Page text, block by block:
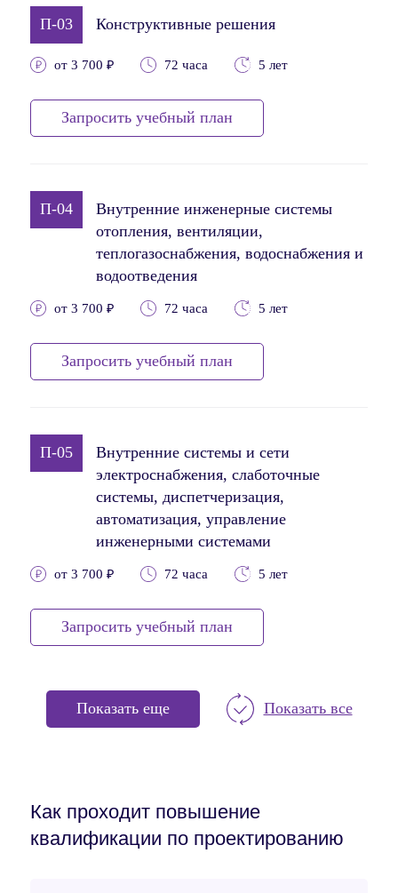
П-03 Конструктивные решения
от 3 700 ₽ 72 часа 5 лет
Запросить учебный план
П-04
Внутренние инженерные системы
отопления, вентиляции,
теплогазоснабжения, водоснабжения и
водоотведения
от 3 700 ₽ 72 часа 5 лет
Запросить учебный план
П-05
Внутренние системы и сети
электроснабжения, слаботочные
системы, диспетчеризация,
автоматизация, управление
инженерными системами
от 3 700 ₽ 72 часа 5 лет
Запросить учебный план
Показать еще Показать все
Как проходит повышение
квалификации по проектированию